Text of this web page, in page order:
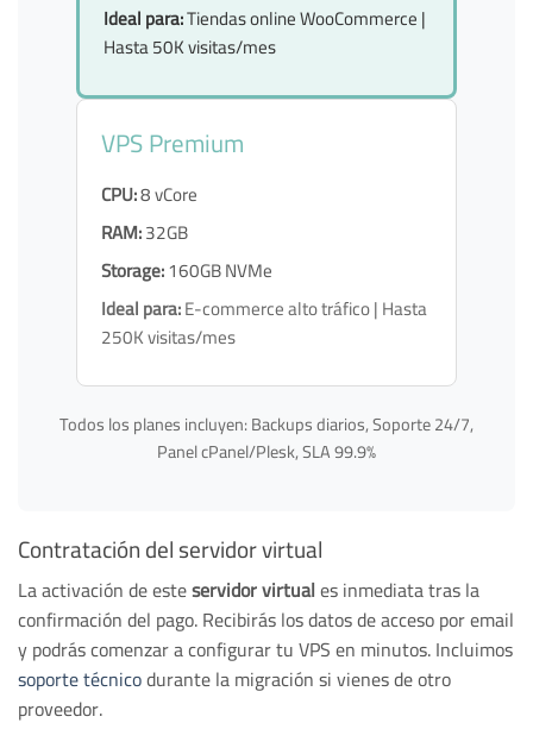
Ideal para:Tiendas online WooCommerce |
Hasta 50K visitas/mes
VPS Premium
CPU:8 vCore
RAM:32GB
Storage:160GB NVMe
Ideal para:E-commerce alto tráfico | Hasta
250K visitas/mes
Todos los planes incluyen: Backups diarios, Soporte 24/7,
Panel cPanel/Plesk, SLA 99.9%
Contratación del servidor virtual
La activación de esteservidor virtuales inmediata tras la
confirmación del pago. Recibirás los datos de acceso por email
y podrás comenzar a configurar tu VPS en minutos. Incluimos
soporte técnicodurante la migración si vienes de otro
proveedor.